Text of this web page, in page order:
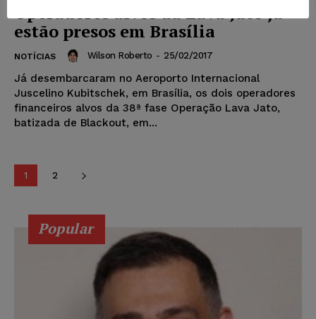
Operadores alvos da Lava Jato já
estão presos em Brasília
NOTÍCIAS Wilson Roberto - 25/02/2017
Já desembarcaram no Aeroporto Internacional
Juscelino Kubitschek, em Brasília, os dois operadores
financeiros alvos da 38ª fase Operação Lava Jato,
batizada de Blackout, em...
1 2
Popular